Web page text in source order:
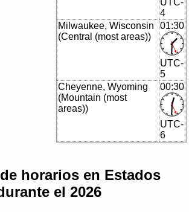
UTC-
4
Milwaukee, Wisconsin
(Central (most areas))
01:30
UTC-
5
Cheyenne, Wyoming
(Mountain (most
areas))
00:30
UTC-
6
horarios en Estados
el 2026